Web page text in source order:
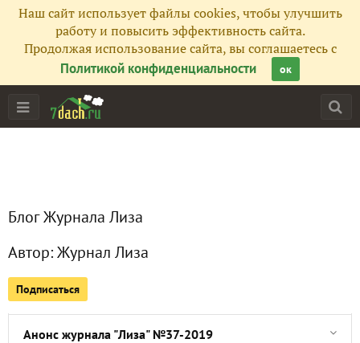
Наш сайт использует файлы cookies, чтобы улучшить
работу и повысить эффективность сайта.
Продолжая использование сайта, вы соглашаетесь с
Политикой конфиденциальности
ок
Блог Журнала Лиза
Автор:Журнал Лиза
Подписаться
Все публикации 37
Сейчас обсуждают
Анонс журнала "Лиза" №40-2019
Анонс журнала "Лиза" №39-2019
Анонс журнала "Лиза" №38-2019
Анонс журнала "Лиза" №37-2019